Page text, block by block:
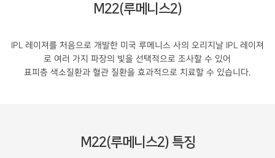
M22(루메니스2)
IPL 레이져를 처음으로 개발한 미국 루메니스 사의 오리지날 IPL 레이져
로 여러 가지 파장의 빛을 선택적으로 조사할 수 있어
표피층 색소질환과 혈관 질환을 효과적으로 치료할 수 있습니다.
M22(루메니스2) 특징